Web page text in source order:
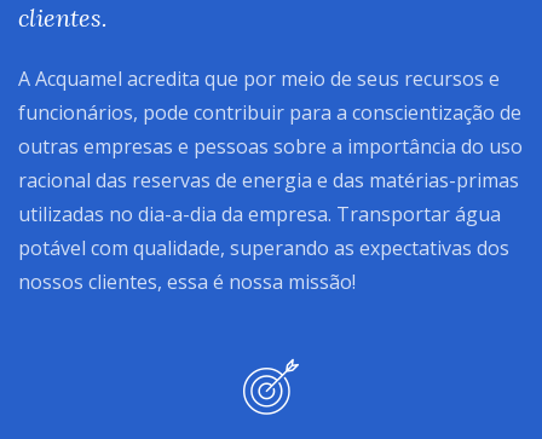
clientes.
A Acquamel acredita que por meio de seus recursos e
funcionários, pode contribuir para a conscientização de
outras empresas e pessoas sobre a importância do uso
racional das reservas de energia e das matérias-primas
utilizadas no dia-a-dia da empresa. Transportar água
potável com qualidade, superando as expectativas dos
nossos clientes, essa é nossa missão!